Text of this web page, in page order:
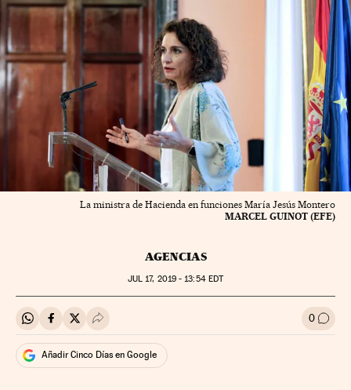
La ministra de Hacienda en funciones María Jesús Montero
MARCEL GUINOT (EFE)
AGENCIAS
JUL 17, 2019 - 13:54EDT
Compartir en Whatsapp
Compartir en Facebook
Compartir en Twitter
Desplegar Redes Sociales 0 Ir a
Añadir Cinco Días en Google